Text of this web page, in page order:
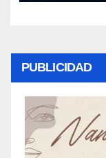
PUBLICIDAD